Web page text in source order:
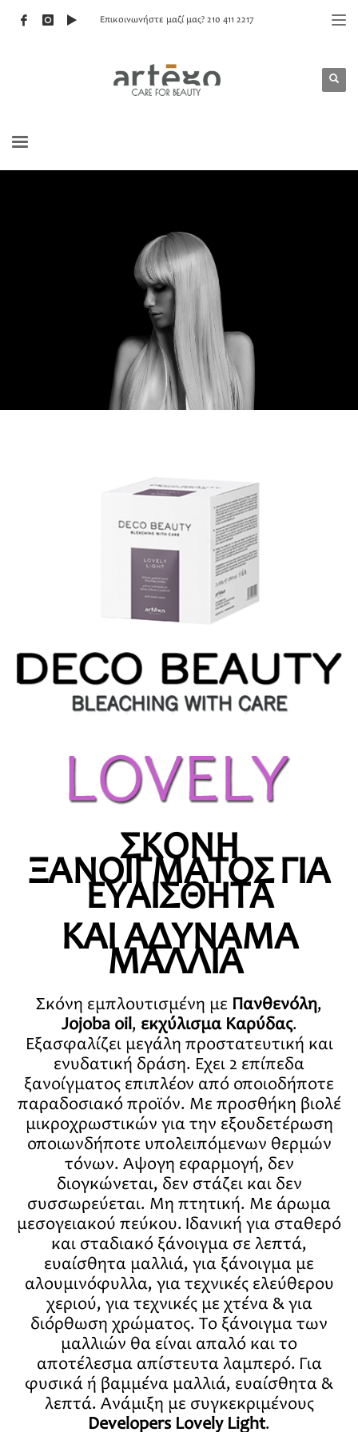
Επικοινωνήστε μαζί μας? 210 411 2217
ΣΚΟΝΗ
ΞΑΝΟΙΓΜΑΤΟΣ ΓΙΑ
ΕΥΑΙΣΘΗΤΑ
ΚΑΙ ΑΔΥΝΑΜΑ
ΜΑΛΛΙΑ
Σκόνη εμπλουτισμένη με Πανθενόλη,
Jojoba oil, εκχύλισμα Καρύδας.
Εξασφαλίζει μεγάλη προστατευτική και
ενυδατική δράση. Έχει 2 επίπεδα
ξανοίγματος επιπλέον από οποιοδήποτε
παραδοσιακό προϊόν. Με προσθήκη βιολέ
μικροχρωστικών για την εξουδετέρωση
οποιωνδήποτε υπολειπόμενων θερμών
τόνων. Άψογη εφαρμογή, δεν
διογκώνεται, δεν στάζει και δεν
συσσωρεύεται. Μη πτητική. Με άρωμα
μεσογειακού πεύκου. Ιδανική για σταθερό
και σταδιακό ξάνοιγμα σε λεπτά,
ευαίσθητα μαλλιά, για ξάνοιγμα με
αλουμινόφυλλα, για τεχνικές ελεύθερου
χεριού, για τεχνικές με χτένα & για
διόρθωση χρώματος. Το ξάνοιγμα των
μαλλιών θα είναι απαλό και το
αποτέλεσμα απίστευτα λαμπερό. Για
φυσικά ή βαμμένα μαλλιά, ευαίσθητα &
λεπτά. Ανάμιξη με συγκεκριμένους
Developers Lovely Light.